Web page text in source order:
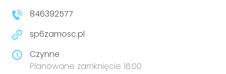
846392577
sp6zamosc.pl
Czynne
Planowane zamknięcie 16:00